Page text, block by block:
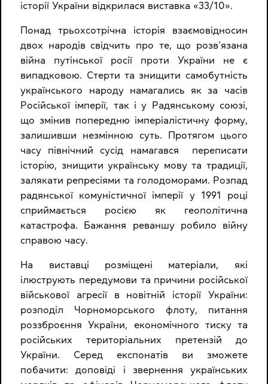
історії України відкрилася виставка «33/10».
Понад трьохсотрічна історія взаємовідносин
двох народів свідчить про те, що розв’язана
війна путінської росії проти України не є
випадковою. Стерти та знищити самобутність
українського народу намагались як за часів
Російської імперії, так і у Радянському союзі,
що змінив попередню імперіалістичну форму,
залишивши незмінною суть. Протягом цього
часу північний сусід намагався переписати
історію, знищити українську мову та традиції,
залякати репресіями та голодоморами. Розпад
радянської комуністичної імперії у 1991 році
сприймається росією як геополітична
катастрофа. Бажання реваншу робило війну
справою часу.
На виставці розміщені матеріали, які
ілюструють передумови та причини російської
військової агресії в новітній історії України:
розподіл Чорноморського флоту, питання
роззброєння України, економічного тиску та
російських територіальних претензій до
України. Серед експонатів ви зможете
побачити: доповіді і звернення українських